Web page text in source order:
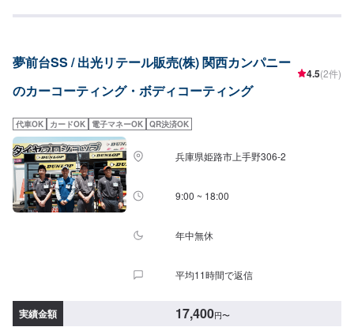
コーティングの前処理・汚れ落としできれいに取ることが可能）◉樹液取り
くる石灰の粉。放っておくと白い汚れがこびりつきます。（コーティングの
前段階で取れることも多い）※症状によって別途お見積り。◉花粉のシミ取り
塗装にこびりつく花粉。（夏まで放っておくとなくなることがほとんどで
す）⚪︎施工価格（車サイズ）2,750円（SSサイズ）2,970円（Sサイズ）3,310
ズ）＜＜サイドメニュー＞＞◉樹脂フェンダーキーパー（作業時間：50分〜）
無塗装樹脂パーツをコートし色あせを防ぎ汚れから守ります。12,200円車種
によって値段が変わります。◉ホイールクリーニング（作業時間：10分〜）
2,200円◉ホイールコーティング分厚いガラス被膜でホイールをしっかり守り
ます。【シングル】（作業時間：50分〜）分厚い1層のガラス被膜10,400円
（〜15インチ）11,800円（16〜19インチ）13,900円（20インチ〜）【ダブ
ル】（作業時間：2時間〜）分厚い2層のガラス被膜15,500円（〜15インチ）
含みます。◉エンジンルームクリーン&プロテクト（作業時間：30分〜）エン
ガラス独特の透明なツヤ。SS：18,200円S：20,400円M：22,800円L：
な防汚能力と輝き。SS：28,700円S：30,900円M：33,300円L：35,500円
LL：40,300円XL：45,000円※軽研磨は別途料金【ダイヤモンドキーパー】
（施工時間：6〜8時間、耐久：3年(1年に1度のメンテナンスで5年)）強い撥
円S：57,800円M：63,400円L：67,600円LL：74,400円XL：95,200円※鏡面
研磨は別途料金(軽研磨は施工料金に含みます）New!!【ダイヤⅡキーパー】
（施工時間：6〜8時間、耐久：3年(2年に1度のメンテナンスで6年)）ダイヤ
モンドキーパーの2倍の艶と自浄性能を併せ持ちながらも、金額はWダイヤよ
りお得。コスパ重視の方にお勧めしたい、最新ハイエンドコーティングで
す。SS：63,300円S：68,800円M：74,400円L：78,600円LL：85,400円XL：
106,200円※鏡面研磨は別途料金(軽研磨は施工料金に含みます）【Wダイヤモ
スで5年)）ガラス被膜を2回重ね塗りすることにより、ダイヤモンドキーパー
料金に含みます）【エコダイヤキーパー】（施工時間：4〜8時間、耐久：3
強い撥水力で水シミができにくくなります。SS：75,800円S：83,800円M：
91,900円L：97,800円LL：108,000円XL：137,900円※鏡面研磨は別途料金
夢前台SS / 出光リテール販売(株) 関西カンパニー
のカーコーティング・ボディコーティング
4.5(2件)
代車OK カードOK 電子マネーOK QR決済OK
兵庫県姫路市上手野306-2
9:00 ~ 18:00
年中無休
平均11時間で返信
実績金額 17,400円〜